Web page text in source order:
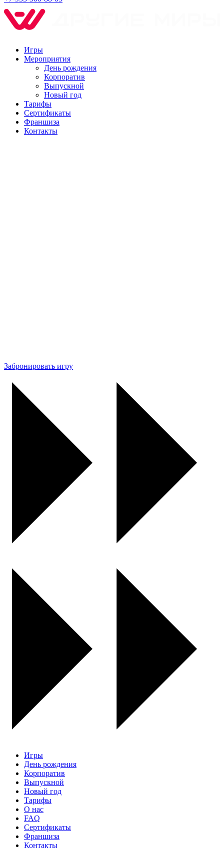
Игры
Мероприятия
День рождения
Корпоратив
Выпускной
Новый год
Тарифы
Сертификаты
Франшиза
Контакты
Забронировать игру
Игры
День рождения
Корпоратив
Выпускной
Новый год
Тарифы
О нас
FAQ
Сертификаты
Франшиза
Контакты